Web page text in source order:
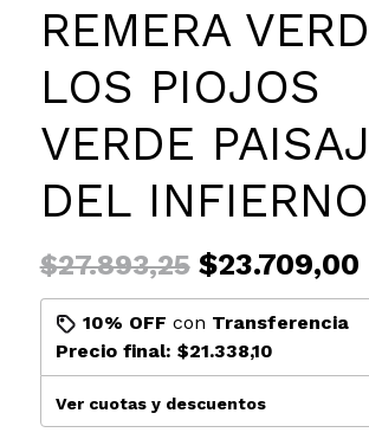
REMERA
LOS PIOJOS
VERDE
DEL INFIERNO
$27.893,25$23.709,00
10% OFF con Transferencia
Precio final: $21.338,10
Ver cuotas y descuentos